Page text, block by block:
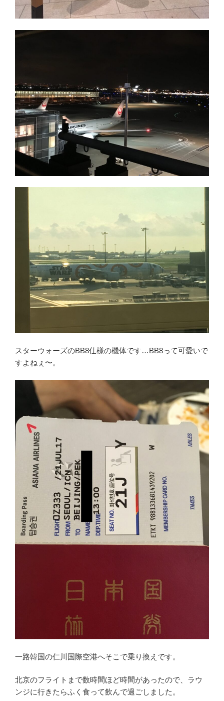
スターウォーズのBB8仕様の機体です…BB8って可愛いで
すよねぇ〜。
一路韓国の仁川国際空港へそこで乗り換えです。
北京のフライトまで数時間ほど時間があったので、ラウ
ンジに行きたらふく食って飲んで過ごしました。